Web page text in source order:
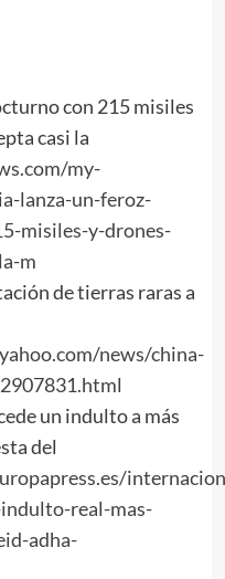
con 215 misiles
casi la
my-
lanza-un-feroz-
misiles-y-drones-
m
de tierras raras a
news/china-
un indulto a más
del
real-mas-
adha-